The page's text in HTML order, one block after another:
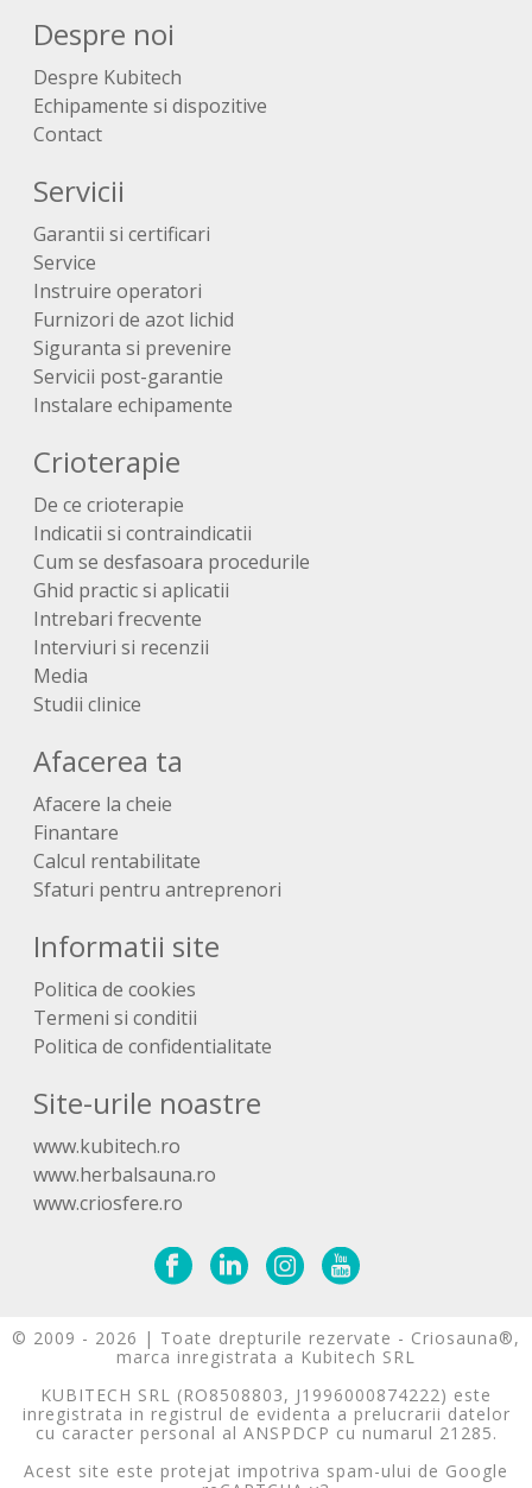
Despre noi
Despre Kubitech
Echipamente si dispozitive
Contact
Servicii
Garantii si certificari
Service
Instruire operatori
Furnizori de azot lichid
Siguranta si prevenire
Servicii post-garantie
Instalare echipamente
Crioterapie
De ce crioterapie
Indicatii si contraindicatii
Cum se desfasoara procedurile
Ghid practic si aplicatii
Intrebari frecvente
Interviuri si recenzii
Media
Studii clinice
Afacerea ta
Afacere la cheie
Finantare
Calcul rentabilitate
Sfaturi pentru antreprenori
Informatii site
Politica de cookies
Termeni si conditii
Politica de confidentialitate
Site-urile noastre
www.kubitech.ro
www.herbalsauna.ro
www.criosfere.ro
© 2009 - 2026 | Toate drepturile rezervate - Criosauna®,
marca inregistrata a Kubitech SRL
KUBITECH SRL (RO8508803, J1996000874222) este
inregistrata in registrul de evidenta a prelucrarii datelor
cu caracter personal al ANSPDCP cu numarul 21285.
Acest site este protejat impotriva spam-ului de Google